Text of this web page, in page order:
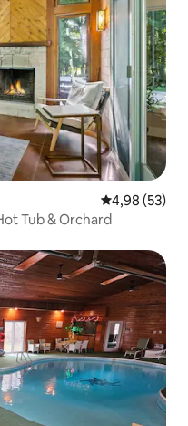
Gemiddelde
4,98 (53)
Tub & Orchard